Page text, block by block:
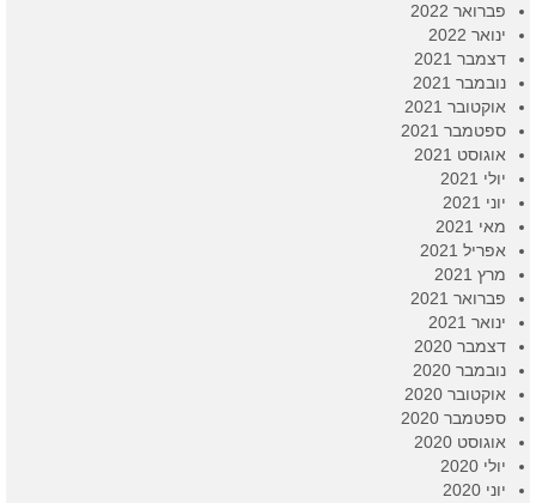
פברואר 2022
ינואר 2022
דצמבר 2021
נובמבר 2021
אוקטובר 2021
ספטמבר 2021
אוגוסט 2021
יולי 2021
יוני 2021
מאי 2021
אפריל 2021
מרץ 2021
פברואר 2021
ינואר 2021
דצמבר 2020
נובמבר 2020
אוקטובר 2020
ספטמבר 2020
אוגוסט 2020
יולי 2020
יוני 2020